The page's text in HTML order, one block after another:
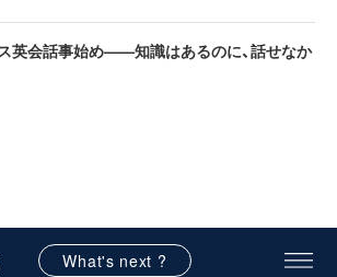
英会話事始め——知識はあるのに、話せなか
What's next ?